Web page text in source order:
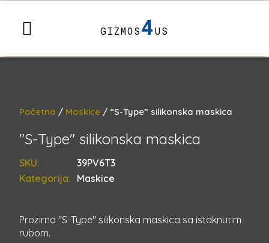
GIZMOS4US
Početna / Maskice / “S-Type” silikonska maskica
"S-Type" silikonska maskica
SKU:
39PV6T3
Kategorija: Maskice
Prozirna "S-Type" silikonska maskica sa istaknutim
rubom.